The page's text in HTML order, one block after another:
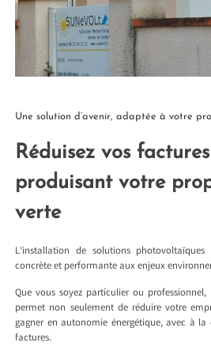
Une solution d’avenir, adaptée à votre
Réduisez vos
produisant votre
verte
L’installation de solutions
concrète et performante aux enjeux
Que vous soyez particulier ou
permet non seulement de réduire votre
gagner en autonomie énergétique, avec à
factures.